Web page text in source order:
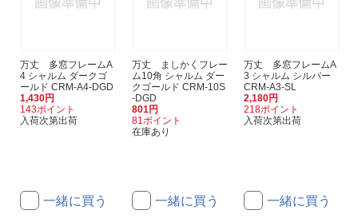
万丈 多窓フレームA
4 シャルム ダークゴ
ールド CRM-A4-DGD
1,430円
143ポイント
入荷次第出荷
一緒に買う
万丈 ましかくフレー
ム10角 シャルム ダー
クゴールド CRM-10S
-DGD
801円
81ポイント
在庫あり
一緒に買う
万丈 多窓フレームA
3 シャルム シルバー
CRM-A3-SL
2,180円
218ポイント
入荷次第出荷
一緒に買う